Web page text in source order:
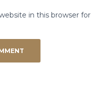
in this browser for